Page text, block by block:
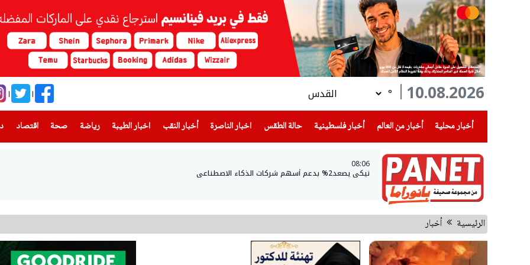
10.08.2026
°
أخبار محلية
(current) أخبار من العالم أخبار فلسطينية(current) حالة الطقس اخبار الناصرة
(current) أخبار النقب اخبار الطيبة(current) رياضة
(current) صحة(current) اقتصاد
08:06
نيكي يصعد2% بدعم أسهم شركات الذكاء الاصطناعي
الرئيسية أخبار